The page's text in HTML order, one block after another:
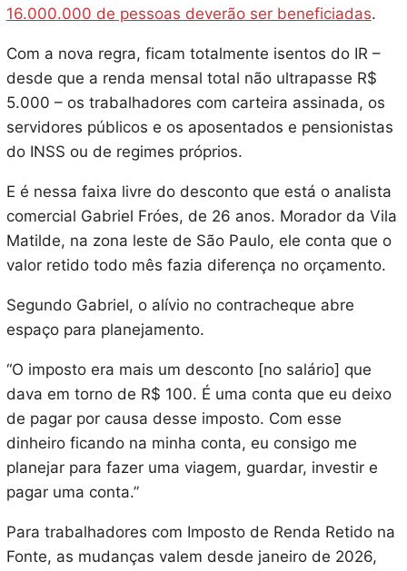
16.000.000 de pessoas deverão ser beneficiadas.
Com a nova regra, ficam totalmente isentos do IR –
desde que a renda mensal total não ultrapasse R$
5.000 – os trabalhadores com carteira assinada, os
servidores públicos e os aposentados e pensionistas
do INSS ou de regimes próprios.
E é nessa faixa livre do desconto que está o analista
comercial Gabriel Fróes, de 26 anos. Morador da Vila
Matilde, na zona leste de São Paulo, ele conta que o
valor retido todo mês fazia diferença no orçamento.
Segundo Gabriel, o alívio no contracheque abre
espaço para planejamento.
“O imposto era mais um desconto [no salário] que
dava em torno de R$ 100. É uma conta que eu deixo
de pagar por causa desse imposto. Com esse
dinheiro ficando na minha conta, eu consigo me
planejar para fazer uma viagem, guardar, investir e
pagar uma conta.”
Para trabalhadores com Imposto de Renda Retido na
Fonte, as mudanças valem desde janeiro de 2026,